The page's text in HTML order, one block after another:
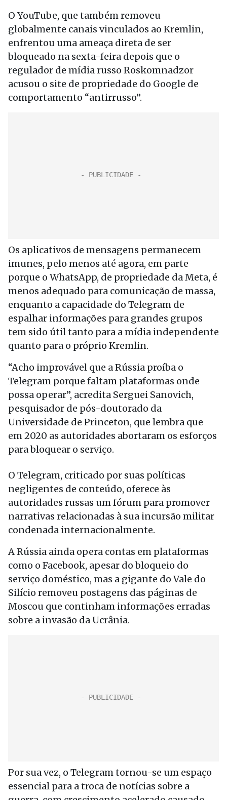
O YouTube, que também removeu
globalmente canais vinculados ao Kremlin,
enfrentou uma ameaça direta de ser
bloqueado na sexta-feira depois que o
regulador de mídia russo Roskomnadzor
acusou o site de propriedade do Google de
comportamento “antirrusso”.
Os aplicativos de mensagens permanecem
imunes, pelo menos até agora, em parte
porque o WhatsApp, de propriedade da Meta, é
menos adequado para comunicação de massa,
enquanto a capacidade do Telegram de
espalhar informações para grandes grupos
tem sido útil tanto para a mídia independente
quanto para o próprio Kremlin.
“Acho improvável que a Rússia proíba o
Telegram porque faltam plataformas onde
possa operar”, acredita Serguei Sanovich,
pesquisador de pós-doutorado da
Universidade de Princeton, que lembra que
em 2020 as autoridades abortaram os esforços
para bloquear o serviço.
O Telegram, criticado por suas políticas
negligentes de conteúdo, oferece às
autoridades russas um fórum para promover
narrativas relacionadas à sua incursão militar
condenada internacionalmente.
A Rússia ainda opera contas em plataformas
como o Facebook, apesar do bloqueio do
serviço doméstico, mas a gigante do Vale do
Silício removeu postagens das páginas de
Moscou que continham informações erradas
sobre a invasão da Ucrânia.
Por sua vez, o Telegram tornou-se um espaço
essencial para a troca de notícias sobre a